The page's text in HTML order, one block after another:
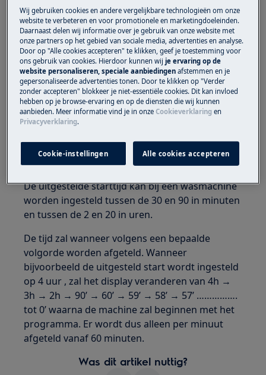
telt niet af.
De uitgestelde start telt alleen af als ik 30
minuten of 60 minuten heb ingesteld.
De uitgestelde start tel niet af wanneer ik
90 minuten of langer instel.
Heeft betrekking op
Wasmachine Bovenlader
Oplossing
De uitgestelde starttijd kan bij een wasmachine
worden ingesteld tussen de 30 en 90 in minuten
en tussen de 2 en 20 in uren.
De tijd zal wanneer volgens een bepaalde
volgorde worden afgeteld. Wanneer
bijvoorbeeld de uitgesteld start wordt ingesteld
op 4 uur , zal het display veranderen van 4h →
3h → 2h → 90’ → 60’ → 59’ → 58’ → 57’ …………….
tot 0’ waarna de machine zal beginnen met het
programma. Er wordt dus alleen per minuut
afgeteld vanaf 60 minuten.
Was dit artikel nuttig?
Wij gebruiken cookies en andere vergelijkbare technologieën om onze
website te verbeteren en voor promotionele en marketingdoeleinden.
Daarnaast delen wij informatie over je gebruik van onze website met
onze partners op het gebied van sociale media, advertenties en analyse.
Door op "Alle cookies accepteren" te klikken, geef je toestemming voor
ons gebruik van cookies. Hierdoor kunnen wijje ervaring op de
website personaliseren, speciale aanbiedingen afstemmen en je
gepersonaliseerde advertenties tonen. Door te klikken op "Verder
zonder accepteren" blokkeer je niet-essentiële cookies. Dit kan invloed
hebben op je browse-ervaring en op de diensten die wij kunnen
aanbieden. Meer informatie vind je in onzeCookieverklaring en
Privacyverklaring.
Cookie-instellingen Alle cookies accepteren